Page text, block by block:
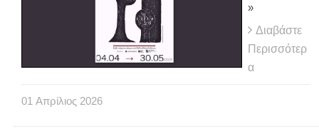
»
Διαβάστε
Περισσότερ
α
01 Απρίλιος 2026